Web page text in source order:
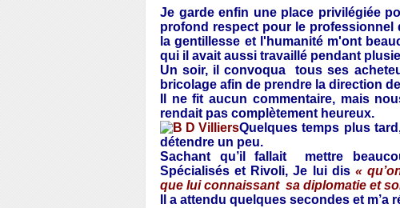
Je garde enfin une place privilégiée
profond respect pour le
la gentillesse et l'humanité m'ont
qui il avait aussi travaillé pendant
Un soir, il convoqua
tous ses
bricolage afin de prendre la direction
Il ne fit aucun commentaire, mais
rendait pas complètement heureux.
Quelques temps plus
détendre un peu.
Sachant qu’il fallait
mettre
Spécialisés et Rivoli, Je lui dis «
que lui connaissant sa diplomatie et
Il a attendu quelques secondes et m’a